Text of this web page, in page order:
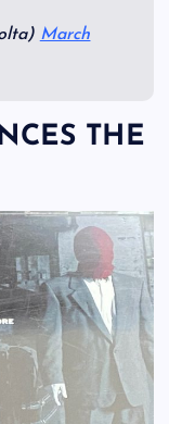
March
THE